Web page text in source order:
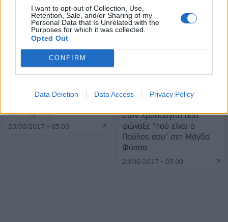
I want to opt-out of Collection, Use,
Retention, Sale, and/or Sharing of my
Personal Data that Is Unrelated with the
Purposes for which it was collected.
Opted Out
CONFIRM
Data Deletion Data Access Privacy Policy
αυτοκινήτου στην Αττική
αστυνομικός
20/06/2017 - 03:00
στον Χρυσαυγίτη που
φώναξε "πού είναι ο
Παύλος σου" στη Μάγδα
Φύσσα
20/06/2017 - 03:00